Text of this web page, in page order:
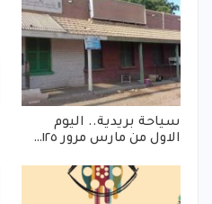
سياحة بريدية.. اليوم
الاول من مارس مرور ١٢٥…